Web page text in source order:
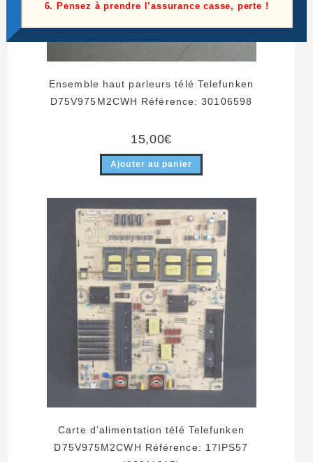
Ensemble haut parleurs télé Telefunken
D75V975M2CWH Référence: 30106598
15,00€
Ajouter au panier
Carte d’alimentation télé Telefunken
D75V975M2CWH Référence: 17IPS57
6. Pensez à prendre l’assurance casse, perte !